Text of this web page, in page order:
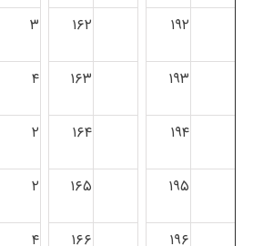
۱۹۲ ۱۶۲ ۳
۱۹۳ ۱۶۳ ۴
۱۹۴ ۱۶۴ ۲
۱۹۵ ۱۶۵ ۲
۱۹۶ ۱۶۶ ۴